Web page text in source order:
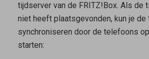
tijdserver van de FRITZ!Box. Als de
niet heeft plaatsgevonden, kun je de
synchroniseren door de telefoons
starten: